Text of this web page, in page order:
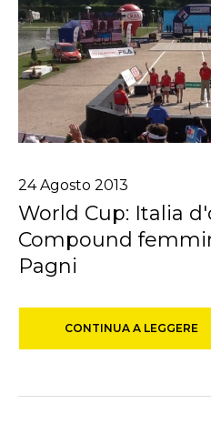
24 Agosto 2013
World Cup: Italia
Compound
Pagni
CONTINUA A LEGGERE